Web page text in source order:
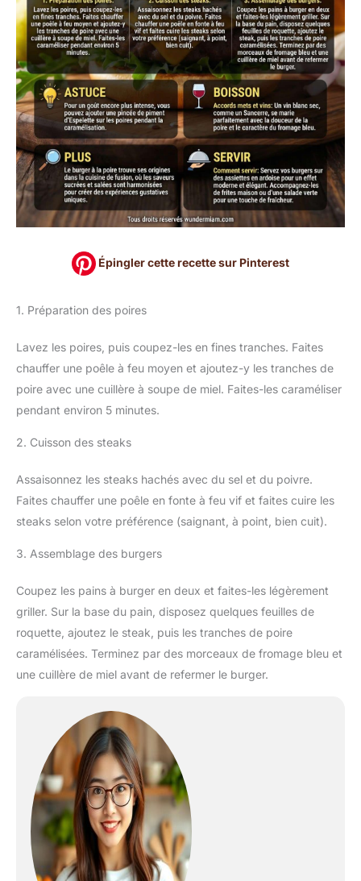
Épingler cette recette sur Pinterest
1. Préparation des poires
Lavez les poires, puis coupez-les en fines tranches. Faites
chauffer une poêle à feu moyen et ajoutez-y les tranches de
poire avec une cuillère à soupe de miel. Faites-les caraméliser
pendant environ 5 minutes.
2. Cuisson des steaks
Assaisonnez les steaks hachés avec du sel et du poivre.
Faites chauffer une poêle en fonte à feu vif et faites cuire les
steaks selon votre préférence (saignant, à point, bien cuit).
3. Assemblage des burgers
Coupez les pains à burger en deux et faites-les légèrement
griller. Sur la base du pain, disposez quelques feuilles de
roquette, ajoutez le steak, puis les tranches de poire
caramélisées. Terminez par des morceaux de fromage bleu et
une cuillère de miel avant de refermer le burger.